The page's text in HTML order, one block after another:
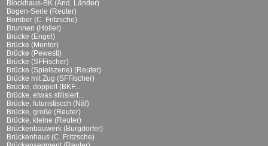
Blockhaus-BK (And. Länder)
Bogen-Serie (Reuter)
Bomber (C. Fritzsche)
Brunnen (Holler)
Brücke (Engel)
Brücke (Mentor)
Brücke (Pewesti)
Brücke (SFFischer)
Brücke (Spielszene) (Reuter)
Brücke mit Zug (SFFischer)
Brücke, doppelt (BKF...
Brücke, etwas stilisiert...
Brücke, futuristiscch (Näf)
Brücke, große (Reuter)
Brücke, kleine (Reuter)
Brückenbauwerk (Burgdorfer)
Brückenhaus (C. Fritzsche)